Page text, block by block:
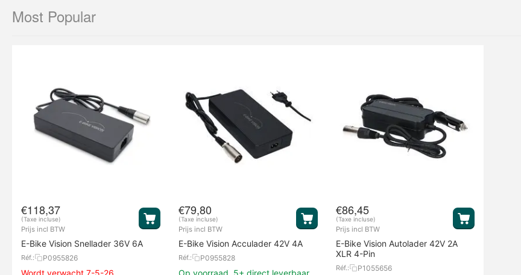
Most Popular
€118,37
(Taxe incluse)
Prijs incl BTW
E-Bike Vision Snellader 36V 6A
Réf.: P0955826
€79,80
(Taxe incluse)
Prijs incl BTW
E-Bike Vision Acculader 42V 4A
Réf.: P0955828
€86,45
(Taxe incluse)
Prijs incl BTW
E-Bike Vision Autolader 42V 2A
XLR 4-Pin
Réf.: P1055656